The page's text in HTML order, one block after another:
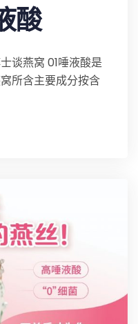
酸
谈燕窝 01唾液酸是
所含主要成分按含